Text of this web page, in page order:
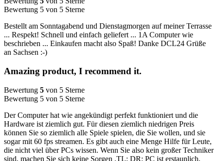
Bewertung 5 von 5 Sterne
Bestellt am Sonntagabend und Dienstagmorgen auf meiner Terrasse
... Respekt! Schnell und einfach geliefert ... 1A Computer wie
beschrieben ... Einkaufen macht also Spaß! Danke DCL24 Grüße
an Sachsen :-)
Amazing product, I recommend it.
Bewertung 5 von 5 Sterne
Bewertung 5 von 5 Sterne
Der Computer hat wie angekündigt perfekt funktioniert und die
Hardware ist ziemlich gut. Für diesen ziemlich niedrigen Preis
können Sie so ziemlich alle Spiele spielen, die Sie wollen, und sie
sogar mit 60 fps streamen. Es gibt auch eine Menge Hilfe für Leute,
die nicht viel über PCs wissen. Wenn Sie also kein großer Techniker
sind, machen Sie sich keine Sorgen .TL; DR: PC ist erstaunlich,